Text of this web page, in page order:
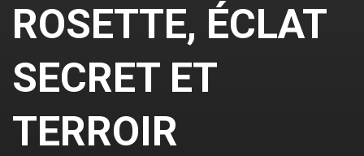
ROSETTE, ÉCLAT
SECRET ET
TERROIR